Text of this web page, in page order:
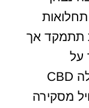
תתמקד אך
על
הסגולות הרפואיות של המולקולה CBD
מסקירה